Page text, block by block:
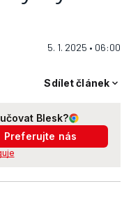
5. 1. 2025 • 06:00
Sdílet článek
Blesk?
Preferujte nás